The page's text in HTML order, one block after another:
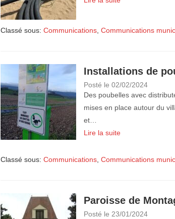
Classé sous:Communications,Communications
Installations de
Posté le02/02/2024
Des poubelles avec
mises en place autour du
et…
Lire la suite
Classé sous:Communications,Communications
Paroisse de
Posté le23/01/2024